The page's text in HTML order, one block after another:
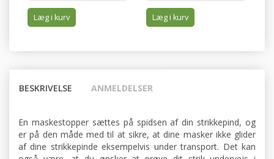
Læg i kurv Læg i kurv
BESKRIVELSE ANMELDELSER
En maskestopper sættes på spidsen af din strikkepind, og
er på den måde med til at sikre, at dine masker ikke glider
af dine strikkepinde eksempelvis under transport. Det kan